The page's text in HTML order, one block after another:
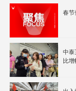
春节
中泰
比